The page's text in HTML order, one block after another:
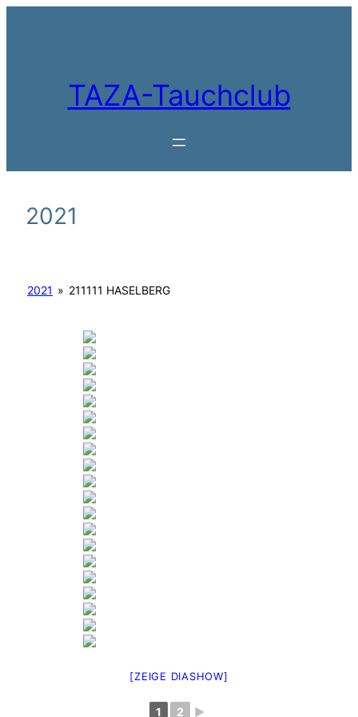
TAZA-Tauchclub
2021
2021 » 211111 HASELBERG
[ZEIGE DIASHOW]
1 2 ►